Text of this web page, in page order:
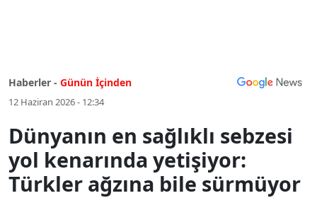
Haberler - Günün İçinden
12 Haziran 2026 - 12:34
Dünyanın en sağlıklı sebzesi
yol kenarında yetişiyor:
Türkler ağzına bile sürmüyor